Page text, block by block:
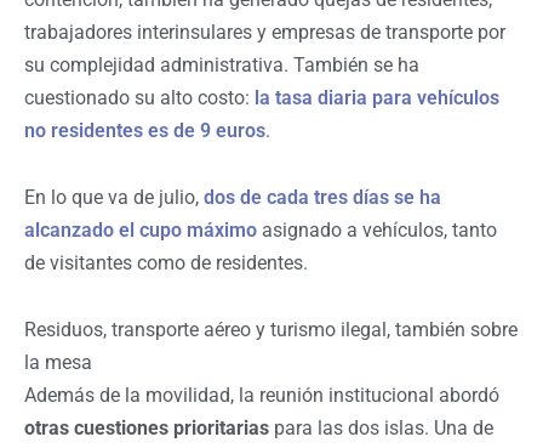
trabajadores interinsulares y empresas de transporte por
su complejidad administrativa. También se ha
cuestionado su alto costo: la tasa diaria para vehículos
no residentes es de 9 euros.
En lo que va de julio, dos de cada tres días se ha
alcanzado el cupo máximo asignado a vehículos, tanto
de visitantes como de residentes.
Residuos, transporte aéreo y turismo ilegal, también sobre
la mesa
Además de la movilidad, la reunión institucional abordó
otras cuestiones prioritarias para las dos islas. Una de